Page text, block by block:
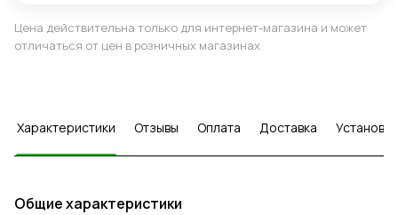
Цена действительна только для интернет-магазина и может
отличаться от цен в розничных магазинах
Характеристики Отзывы Оплата Доставка Установка
Общие характеристики